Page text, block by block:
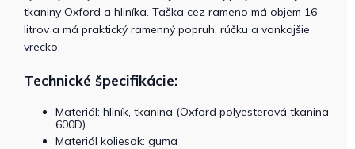
tkaniny Oxford a hliníka. Taška cez rameno má objem 16
litrov a má praktický ramenný popruh, rúčku a vonkajšie
vrecko.
Technické špecifikácie:
Materiál: hliník, tkanina (Oxford polyesterová tkanina
600D)
Materiál koliesok: guma